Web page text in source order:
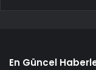
En Güncel